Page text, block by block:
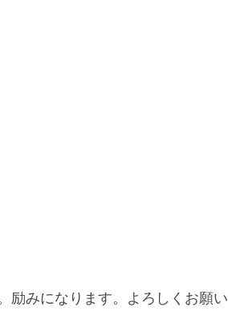
励みになります。よろしくお願い